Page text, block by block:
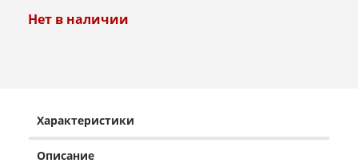
Нет в наличии
Характеристики
Описание